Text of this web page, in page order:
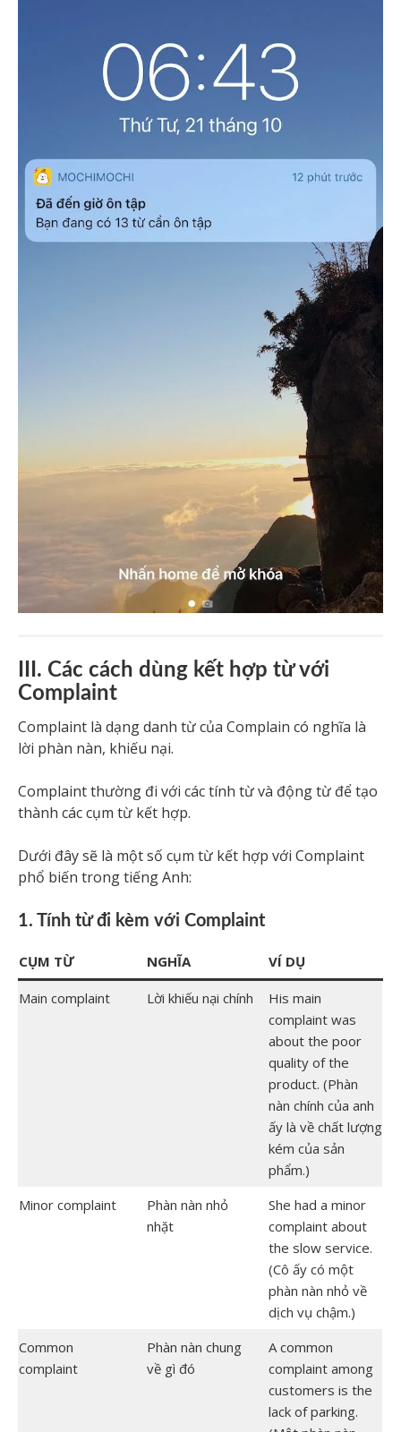
III. Các cách dùng kết hợp từ với
Complaint
Complaint là dạng danh từ của Complain có nghĩa là
lời phàn nàn, khiếu nại.
Complaint thường đi với các tính từ và động từ để tạo
thành các cụm từ kết hợp.
Dưới đây sẽ là một số cụm từ kết hợp với Complaint
phổ biến trong tiếng Anh:
1. Tính từ đi kèm với Complaint
CỤM TỪ NGHĨA VÍ DỤ
Main complaint Lời khiếu nại chính
His main
complaint was
about the poor
quality of the
product. (Phàn
nàn chính của anh
ấy là về chất lượng
kém của sản
phẩm.)
Minor complaint
Phàn nàn nhỏ
nhặt
She had a minor
complaint about
the slow service.
(Cô ấy có một
phàn nàn nhỏ về
dịch vụ chậm.)
Common
complaint
Phàn nàn chung
về gì đó
A common
complaint among
customers is the
lack of parking.